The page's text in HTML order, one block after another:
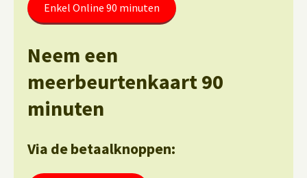
Enkel Online 90 minuten
Neem een
meerbeurtenkaart 90
minuten
Via de betaalknoppen: